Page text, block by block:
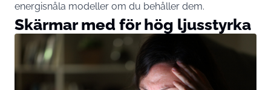
energisnåla modeller om du behåller dem.
Skärmar med för hög ljusstyrka